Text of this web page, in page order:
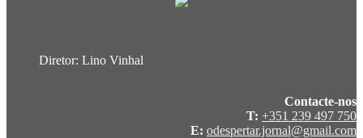
Diretor: Lino Vinhal
Contacte-nos
T: +351 239 497 750
E: odespertar.jornal@gmail.com